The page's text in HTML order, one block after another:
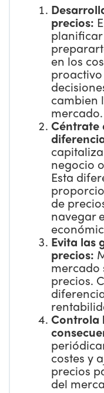
precios:
en los
cambien
mercado.
Céntrate
negocio
Esta
de
navegar
Evita las
precios:
mercado
precios.
Controla
costes y
precios
del